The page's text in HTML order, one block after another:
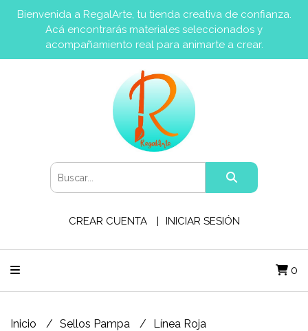
Bienvenida a RegalArte, tu tienda creativa de confianza.
Acá encontrarás materiales seleccionados y
acompañamiento real para animarte a crear.
CREAR CUENTA INICIAR SESIÓN
0
Inicio Sellos Pampa Línea Roja